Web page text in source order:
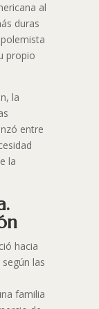
al
duras
propio
la
entre
la
hacia
las
familia